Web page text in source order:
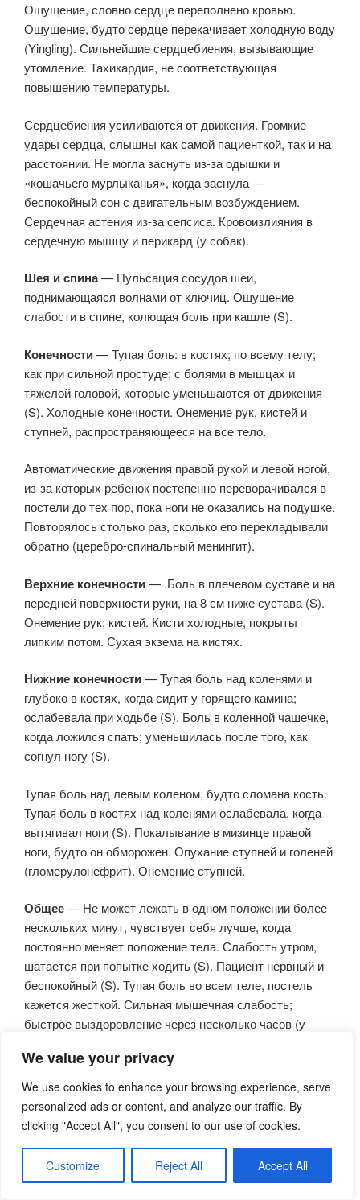
We value your privacy
We use cookies to enhance your browsing experience, serve
personalized ads or content, and analyze our traffic. By
clicking "Accept All", you consent to our use of cookies.
Customize Reject All Accept All
Ощущение, словно сердце переполнено кровью.
Ощущение, будто сердце перекачивает холодную воду
(Yingling). Сильнейшие сердцебиения, вызывающие
утомление. Тахикардия, не соответствующая
повышению температуры.
Сердцебиения усиливаются от движения. Громкие
удары сердца, слышны как самой пациенткой, так и на
расстоянии. Не могла заснуть из-за одышки и
«кошачьего мурлыканья», когда заснула —
беспокойный сон с двигательным возбуждением.
Сердечная астения из-за сепсиса. Кровоизлияния в
сердечную мышцу и перикард (у собак).
Шея и спина— Пульсация сосудов шеи,
поднимающаяся волнами от ключиц. Ощущение
слабости в спине, колющая боль при кашле (S).
Конечности— Тупая боль: в костях; по всему телу;
как при сильной простуде; с болями в мышцах и
тяжелой головой, которые уменьшаются от движения
(S). Холодные конечности. Онемение рук, кистей и
ступней, распространяющееся на все тело.
Автоматические движения правой рукой и левой ногой,
из-за которых ребенок постепенно переворачивался в
постели до тех пор, пока ноги не оказались на подушке.
Повторялось столько раз, сколько его перекладывали
обратно (церебро-спинальный менингит).
Верхние конечности— .Боль в плечевом суставе и на
передней поверхности руки, на 8 см ниже сустава (S).
Онемение рук; кистей. Кисти холодные, покрыты
липким потом. Сухая экзема на кистях.
Нижние конечности— Тупая боль над коленями и
глубоко в костях, когда сидит у горящего камина;
ослабевала при ходьбе (S). Боль в коленной чашечке,
когда ложился спать; уменьшилась после того, как
согнул ногу (S).
Тупая боль над левым коленом, будто сломана кость.
Тупая боль в костях над коленями ослабевала, когда
вытягивал ноги (S). Покалывание в мизинце правой
ноги, будто он обморожен. Опухание ступней и голеней
(гломерулонефрит). Онемение ступней.
Общее— Не может лежать в одном положении более
нескольких минут, чувствует себя лучше, когда
постоянно меняет положение тела. Слабость утром,
шатается при попытке ходить (S). Пациент нервный и
беспокойный (S). Тупая боль во всем теле, постель
кажется жесткой. Сильная мышечная слабость;
быстрое выздоровление через несколько часов (у
Кожа — Кожа бледная, холодная, пепельно-серая.
Трудноизлечимые зловонные варикозные язвы у
пожилых людей.
ворочается, принимает всевозможные позы (S). Не